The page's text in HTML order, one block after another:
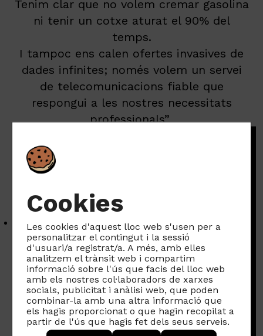
Cookies
Les cookies d'aquest lloc web s'usen per a
personalitzar el contingut i la sessió
d'usuari/a registrat/a. A més, amb elles
analitzem el trànsit web i compartim
informació sobre l'ús que facis del lloc web
amb els nostres col·laboradors de xarxes
socials, publicitat i anàlisi web, que poden
combinar-la amb una altra informació que
els hagis proporcionat o que hagin recopilat a
partir de l'ús que hagis fet dels seus serveis.
Tenim clar que no volem cremar gasolina
ni tenir un cotxe aturat el 90% del
temps.
I tampoc ens calen ofertes invasives de
dades infinites; només volem un servei
de telecomunicacions fiable que
respongui a les nostres necessitats
professionals”
Jordi de Looky Produccions